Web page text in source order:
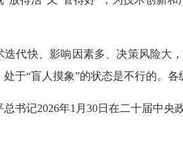
迭代快、影响因素多、决策风险大
于“盲人摸象”的状态是不行的。
书记2026年1月30日在二十届中央